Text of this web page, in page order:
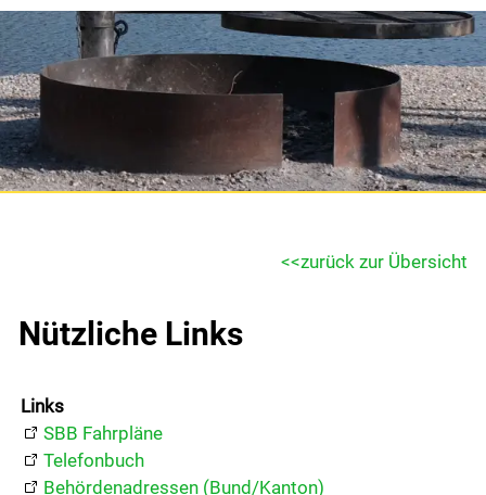
Themen
Gemeinde & Wirtschaft
Gemeinde
Abteilungen
Onlineschalter
zurück zur Übersicht
Nützliche Links
Links
SBB Fahrpläne
Telefonbuch
Behördenadressen (Bund/Kanton)